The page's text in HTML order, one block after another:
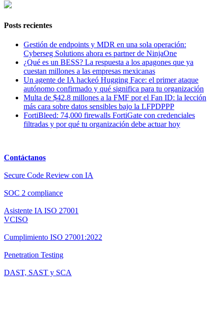
Posts recientes
Gestión de endpoints y MDR en una sola operación:
Cyberseg Solutions ahora es partner de NinjaOne
¿Qué es un BESS? La respuesta a los apagones que ya
cuestan millones a las empresas mexicanas
Un agente de IA hackeó Hugging Face: el primer ataque
autónomo confirmado y qué significa para tu organización
Multa de $42.8 millones a la FMF por el Fan ID: la lección
más cara sobre datos sensibles bajo la LFPDPPP
FortiBleed: 74,000 firewalls FortiGate con credenciales
filtradas y por qué tu organización debe actuar hoy
Contáctanos
Secure Code Review con IA
SOC 2 compliance
Asistente IA ISO 27001
VCISO
Cumplimiento ISO 27001:2022
Penetration Testing
DAST, SAST y SCA